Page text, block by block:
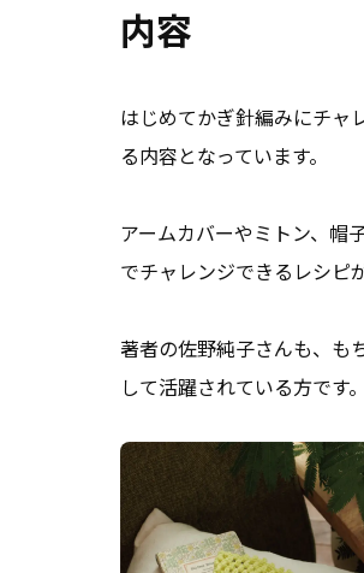
内容
はじめてかぎ針編みにチャ
る内容となっています。
アームカバーやミトン、帽
でチャレンジできるレシピ
著者の佐野純子さんも、も
して活躍されている方です。